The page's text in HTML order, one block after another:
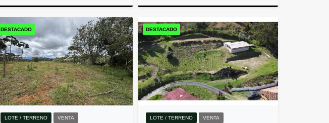
Venta
$9.999.999.999
Venta
$382.480.000
DESTACADO
LOTE / TERRENO VENTA
DESTACADO
LOTE / TERRENO VENTA